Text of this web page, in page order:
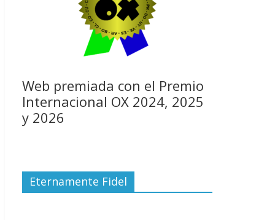
Web premiada con el Premio
Internacional OX 2024, 2025
y 2026
Eternamente Fidel